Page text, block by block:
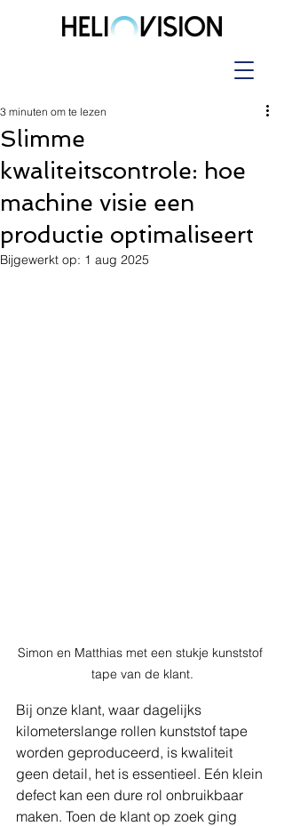
Slimme
kwaliteitscontrole: hoe
machine visie een
productie optimaliseert
3 minuten om te lezen
Bijgewerkt op: 1 aug 2025
Simon en Matthias met een stukje kunststof
tape van de klant.
Bij onze klant, waar dagelijks
kilometerslange rollen kunststof tape
worden geproduceerd, is kwaliteit
geen detail, het is essentieel. Eén klein
defect kan een dure rol onbruikbaar
maken. Toen de klant op zoek ging